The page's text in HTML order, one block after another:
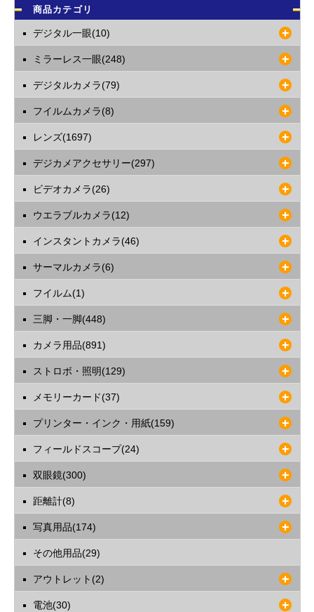
商品カテゴリ
デジタル一眼(10)
ミラーレス一眼(248)
デジタルカメラ(79)
フイルムカメラ(8)
レンズ(1697)
デジカメアクセサリー(297)
ビデオカメラ(26)
ウエラブルカメラ(12)
インスタントカメラ(46)
サーマルカメラ(6)
フイルム(1)
三脚・一脚(448)
カメラ用品(891)
ストロボ・照明(129)
メモリーカード(37)
プリンター・インク・用紙(159)
フィールドスコープ(24)
双眼鏡(300)
距離計(8)
写真用品(174)
その他用品(29)
アウトレット(2)
電池(30)